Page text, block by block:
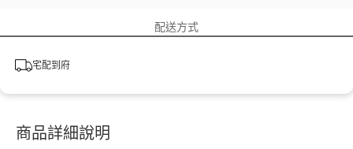
配送方式
宅配到府
商品詳細說明